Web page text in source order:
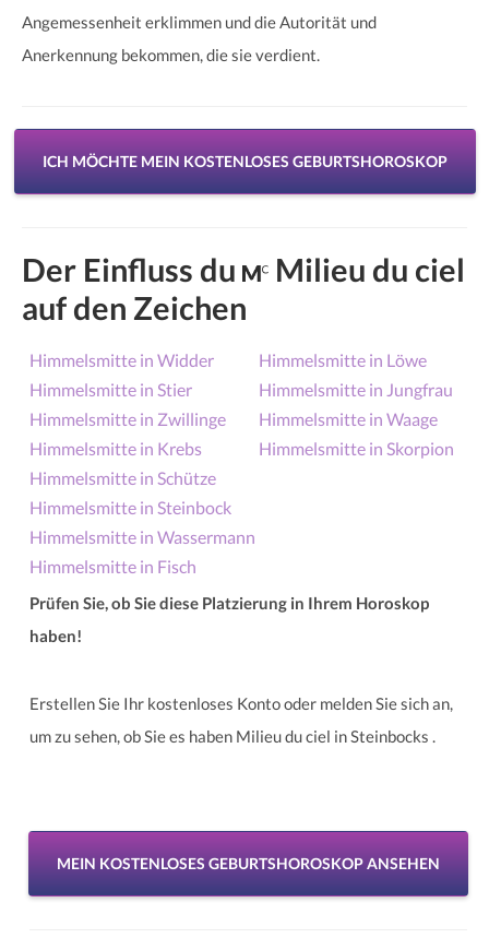
Angemessenheit erklimmen und die Autorität und
Anerkennung bekommen, die sie verdient.
ICH MÖCHTE MEIN KOSTENLOSES GEBURTSHOROSKOP
Der Einfluss du
Milieu du ciel
auf den Zeichen
Himmelsmitte in Widder
Himmelsmitte in Stier
Himmelsmitte in Zwillinge
Himmelsmitte in Krebs
Himmelsmitte in Löwe
Himmelsmitte in Jungfrau
Himmelsmitte in Waage
Himmelsmitte in Skorpion
Himmelsmitte in Schütze
Himmelsmitte in Steinbock
Himmelsmitte in Wassermann
Himmelsmitte in Fisch
Prüfen Sie, ob Sie diese Platzierung in Ihrem Horoskop
haben!
Erstellen Sie Ihr kostenloses Konto oder melden Sie sich an,
um zu sehen, ob Sie es haben Milieu du ciel in Steinbocks .
MEIN KOSTENLOSES GEBURTSHOROSKOP ANSEHEN